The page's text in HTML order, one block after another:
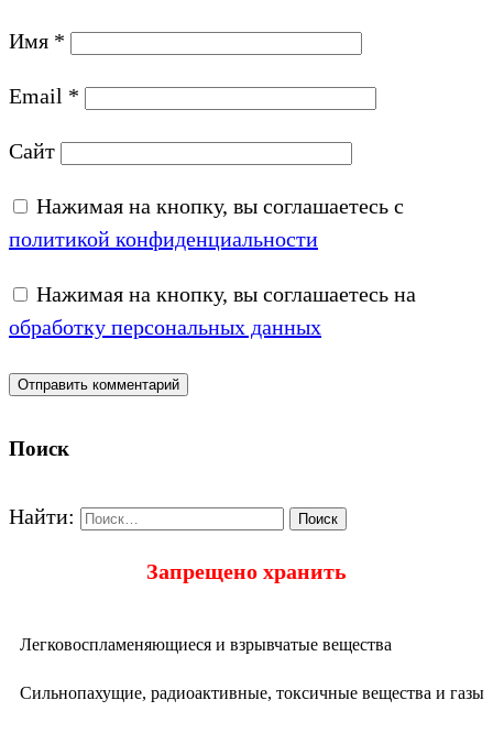
Имя *
Email *
Сайт
Нажимая на кнопку, вы соглашаетесь с
политикой конфиденциальности
Нажимая на кнопку, вы соглашаетесь на
обработку персональных данных
Поиск
Найти:
Запрещено хранить
Легковоспламеняющиеся и взрывчатые вещества
Сильнопахущие, радиоактивные, токсичные вещества и газы